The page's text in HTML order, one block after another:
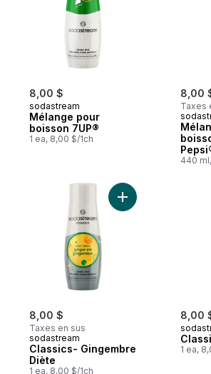
8,00 $
sodastream
Mélange pour
boisson 7UP®
1 ea, 8,00 $/1ch
8,00
Taxes
440
8,00 $
Taxes en sus
sodastream
Classics- Gingembre
Diète
1 ea, 8,00 $/1ch
Ajouter Classics-
8,00
1 ea,